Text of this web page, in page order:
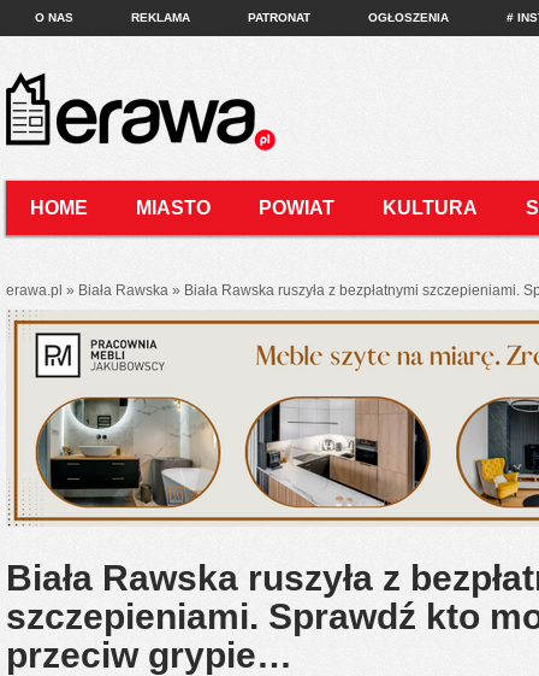
O NAS REKLAMA PATRONAT OGŁOSZENIA #
HOME MIASTO POWIAT KULTURA
erawa.pl » Biała Rawska » Biała Rawska ruszyła z bezpłatnymi
Biała Rawska ruszyła z
szczepieniami. Sprawdź kto
przeciw grypie…